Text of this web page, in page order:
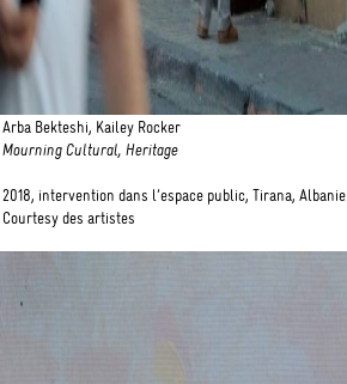
Arba Bekteshi, Kailey Rocker
Mourning Cultural, Heritage
2018, intervention dans l’espace public, Tirana, Albanie.
Courtesy des artistes